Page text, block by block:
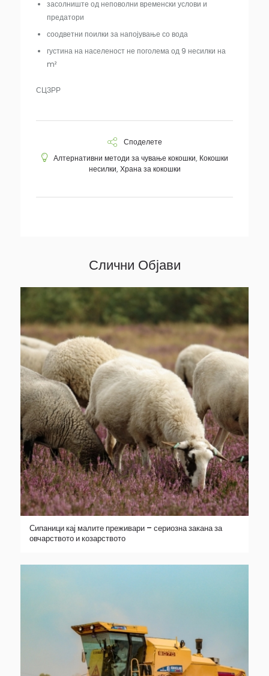
засолниште од неповолни временски услови и
предатори
соодветни поилки за напојување со вода
густина на населеност не поголема од 9 несилки на
m²
СЦЗРР
Споделете
Алтернативни методи за чување кокошки, Кокошки
несилки,Храна за кокошки
Слични Објави
Сипаници кај малите преживари – сериозна закана за
овчарството и козарството